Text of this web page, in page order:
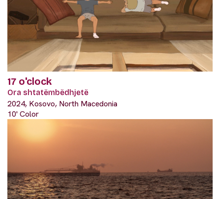
17 o'clock
Ora shtatëmbëdhjetë
2024, Kosovo, North Macedonia
10' Color